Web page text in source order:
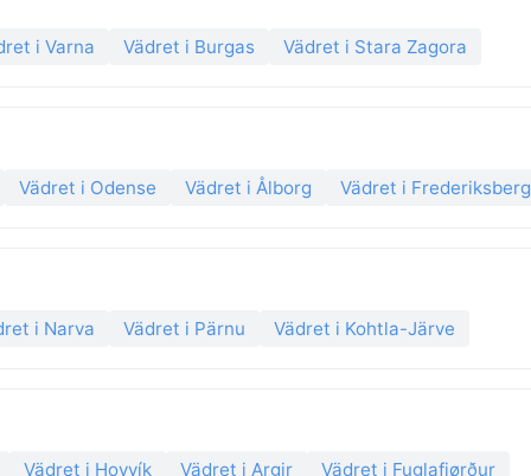
i Varna Vädret i Burgas Vädret i Stara Zagora
Vädret i Odense Vädret i Ålborg Vädret i Frederiksberg
i Narva Vädret i Pärnu Vädret i Kohtla-Järve
Vädret i Hoyvík Vädret i Argir Vädret i Fuglafjørður